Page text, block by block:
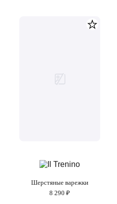
Шерстяные варежки
8 290 ₽